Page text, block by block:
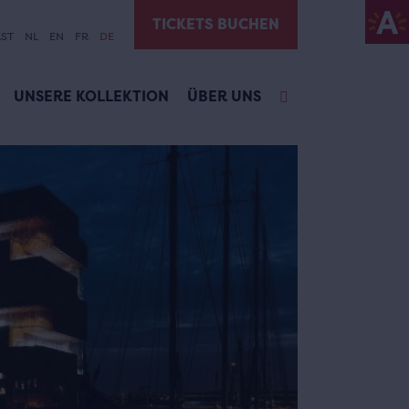
NL EN FR DE
TICKETS BUCHEN
UNSERE KOLLEKTION ÜBER UNS